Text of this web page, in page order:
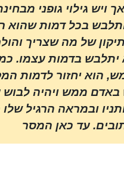
ויש גילוי גופני
בכל דמות שהוא
של מה שצריך
יתלבש בדמות עצמו.
הוא יחזור לדמות
באדם ממש ויהיה לבוש
ובמראה הרגיל שלו
עד כאן המסר